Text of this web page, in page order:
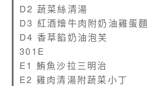
D2 蔬菜絲清湯
D3 紅酒燴牛肉附奶油雞蛋麵
D4 香草餡奶油泡芙
301E
E1 鮪魚沙拉三明治
E2 雞肉清湯附蔬菜小丁